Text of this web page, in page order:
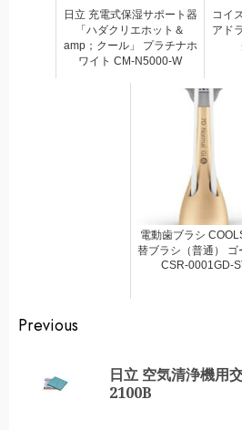
日立 充電式保湿サポート器
「ハダクリエホット＆
amp；クール」 プラチナホ
ワイト CM-N5000-W
コイ
アド
電動歯ブラシ
替ブラシ（普通） ゴ
CSR-0001GD-
Continue
Reading
Previous
日立 空気清浄機用
2100B